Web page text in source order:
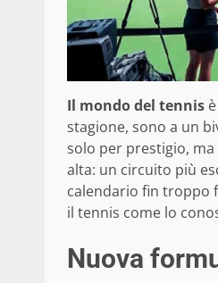
Il mondo del tennis
stagione, sono a un
solo per prestigio,
alta: un circuito più
calendario fin troppo
il tennis come lo
Nuova